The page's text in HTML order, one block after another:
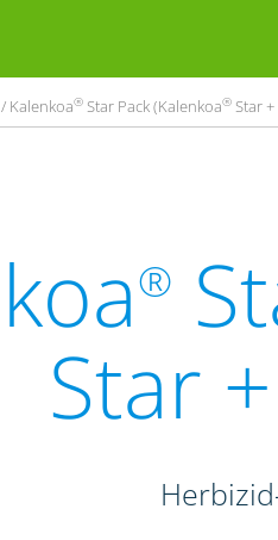
Kalenkoa® Star Pack (Kalenkoa® Star
®
Star